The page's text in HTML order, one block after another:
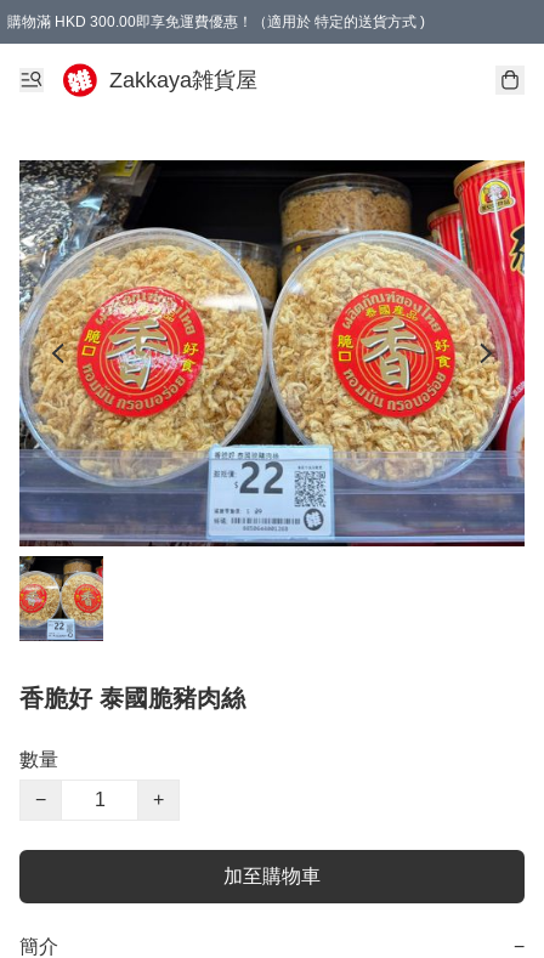
購物滿 HKD 300.00即享免運費優惠！（適用於 特定的送貨方式 )
Zakkaya雑貨屋
香脆好 泰國脆豬肉絲
數量
−
+
加至購物車
簡介 −